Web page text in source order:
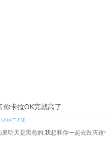
你卡拉OK完就高了
果明天是黑色的,我想和你一起去毁灭这